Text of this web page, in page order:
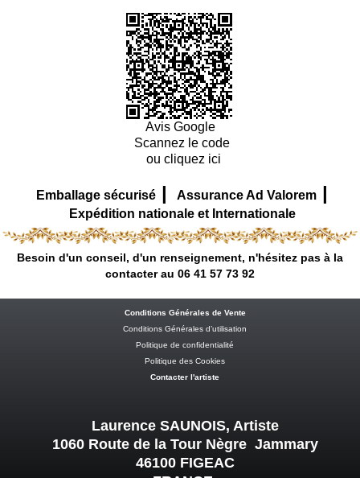
Avis Google
Scannez le code
ou cliquez ici
Emballage sécurisé | Assurance Ad Valorem |
Expédition nationale et Internationale
Besoin d'un conseil, d'un renseignement, n'hésitez pas à la
contacter au 06 41 57 73 92
Conditions Générales de Vente
Conditions Générales d’utilisation
Politique de confidentialité
Politique des Cookies
Contacter l'artiste
Laurence SAUNOIS, Artiste
1060 Route de la Tour Nègre Jammary
46100 FIGEAC